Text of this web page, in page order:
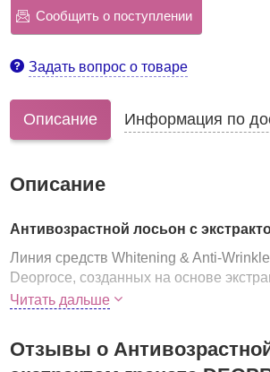
Сообщить о поступлении
Задать вопрос о товаре
Описание Информация по
Описание
Антивозрастной лосьон с
Линия средств Whitening & Anti-
Deoproce, созданных на основе
предназначена для эффективного
Лосьон с экстрактом граната с
Читать дальше
Отзывы о